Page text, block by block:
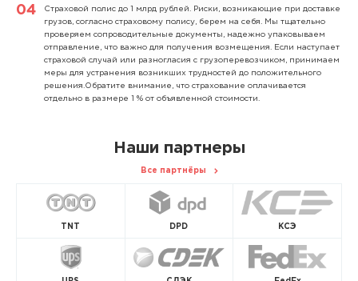
Страховой полис до 1 млрд рублей. Риски, возникающие при доставке
грузов, согласно страховому полису, берем на себя. Мы тщательно
проверяем сопроводительные документы, надежно упаковываем
отправление, что важно для получения возмещения. Если наступает
страховой случай или разногласия с грузоперевозчиком, принимаем
меры для устранения возникших трудностей до положительного
решения.Обратите внимание, что страхование оплачивается
отдельно в размере 1 % от объявленной стоимости.
Наши партнеры
Все партнёры
TNT DPD КСЭ